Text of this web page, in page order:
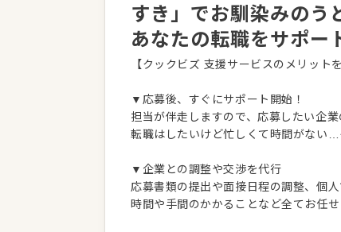
すき」でお馴染みのう
あなたの転職をサポー
【クックビズ 支援サービスのメリット
▼応募後、すぐにサポート開始！
担当が伴走しますので、応募したい企
転職はしたいけど忙しくて時間がない…
▼企業との調整や交渉を代行
応募書類の提出や面接日程の調整、個
時間や手間のかかることなど全てお任せ